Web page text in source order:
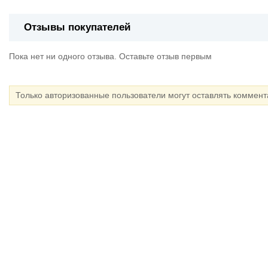
Отзывы покупателей
Пока нет ни одного отзыва. Оставьте отзыв первым
Только авторизованные пользователи могут оставлять